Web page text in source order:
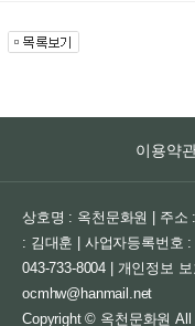
이용약
상호명 : 옥천문화원 | 주소
: 김대훈 | 사업자등록번호
043-733-8004 | 개인정보
ocmhw@hanmail.net
Copyright © 옥천문화원 All